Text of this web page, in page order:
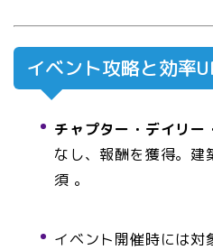
イベント攻略と効率
チャプター・デイリー
なし、報酬を獲得。建
須 。
イベント開催時には対